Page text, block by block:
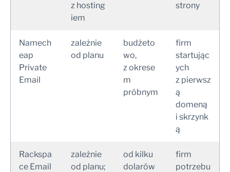
z hosting
iem
strony
Namech
eap
Private
Email
zależnie
od planu
budżeto
wo,
z okrese
m
próbnym
firm
startując
ych
z pierwsz
ą
domeną
i skrzynk
ą
Rackspa
ce Email
zależnie
od planu;
od kilku
dolarów
firm
potrzebu